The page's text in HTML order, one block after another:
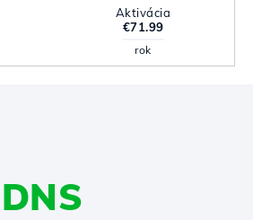
Aktivácia
€71.99
rok
DNS